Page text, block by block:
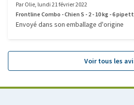
ParOlie, lundi 21 février 2022
Frontline Combo - Chien S - 2 - 10 kg - 6
Envoyé dans son emballage d'origine
Voir tous les